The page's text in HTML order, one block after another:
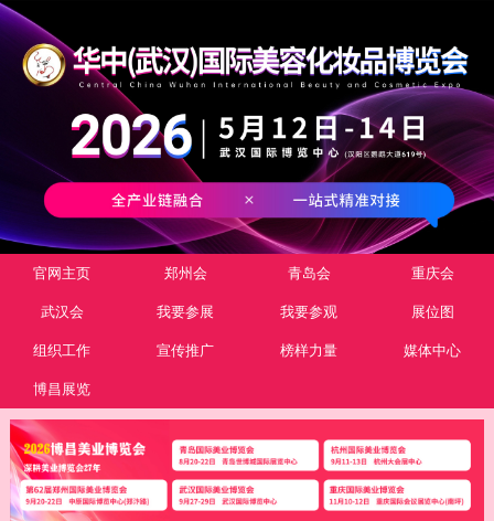
官网主页 郑州会 青岛会 重庆会
武汉会 我要参展 我要参观 展位图
组织工作 宣传推广 榜样力量 媒体中心
博昌展览